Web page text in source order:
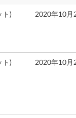
ト) 2020年10月
ト) 2020年10月